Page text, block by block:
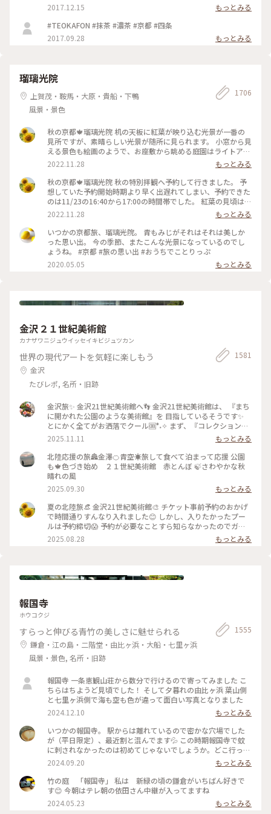
2017.12.15
もっとみる
#TEOKAFON #抹茶 #濃茶 #京都 #四条
2017.09.28
もっとみる
瑠璃光院
上賀茂・鞍馬・大原・貴船・下鴨
風景・景色
1706
秋の京都🍁瑠璃光院 机の天板に紅葉が映り込む光景が一番の
見所ですが、素晴らしい光景が随所に見られます。 小窓から見
える景色も絵画のようで、お座敷から眺める庭園はライトアッ
プされてさらに雅です✨ 拝観が終わり、山門をくぐって振り返
ると、こちらも美しくライトアップされていました🍁♥️
2022.11.23 #秋いろとりどり #Myことりっぷ #瑠璃光院 #紅葉
狩り #紅葉 #京都
2022.11.28
もっとみる
秋の京都🍁瑠璃光院 秋の特別拝観へ予約して行きました。 予
想していた予約開始時期より早く出遅れてしまい、予約できた
のは11/23の16:40から17:00の時間帯でした。 紅葉の見頃はど
うかしら。昼でもなく夜でもなく。どんなふうに見えるんだろ
うと不安でしたが、薄暗くなってライトアップも始まった頃。
予想していた以上の素晴らしい風景がひろがっていました✨ 新
緑の頃とはまた違って雅な世界✨ 皆さんお行儀よく、机で満足
のいく写真を撮ったら後ろに並んでいる人に代わります。 敷居
を額縁に見立てて遠目から写真を撮ろうとしたら避けてくださ
ったり。 最初、夫は「春にも行ったのに」とブツブツ文句を
2022.11.28
もっとみる
いつかの京都旅、瑠璃光院。 青もみじがそれはそれは美しか
った思い出。 今の季節、またこんな光景になっているのでし
ょうね。 #京都 #旅の思い出 #おうちでことりっぷ
2020.05.05
もっとみる
金沢２１世紀美術館
カナザワニジュウイッセイキビジュツカン
世界の現代アートを気軽に楽しもう
金沢
たびレポ, 名所・旧跡
1581
金沢旅✨ 金沢21世紀美術館へ👣 金沢21世紀美術館は、 『まち
に開かれた公園のような美術館』を 目指しているそうです✨
とにかく全てがお洒落でクール🆒°˖✧ まず、『コレクション展
2 文字の可能性』を鑑賞。 現代アート作品における「文字」
の表現に 焦点を当てて、文字が持つ可能性を 絵画、版画、
書、陶芸、映像など 様々な形式の作品を通して探求していま
す。 文字に関して多角的な視点から見た作品の数々、 こうい
う見方もあるんだ！と とても興味深かったです✨ また、
『SIDE CORE Living road, Living space / 生きている道、生き
るための場所』も鑑賞。 これは、アートチームSIDE COREの
展覧会で、 「道」や「移動」をテーマに、 ストリートカルチ
ャーの視点から 「異なる場所をつなぐ表現」、 「生きるため
の場所」を 美術館の中に創出することを目指しているそう✨
様々な角度から道や移動を見ている作品、 一体感もあってと
っても面白かったです！ 一日中いても楽しめる とっても素敵
所』 2025年10月18日(土) - 2026年3月15日(日) #金沢21世紀
#SIDECORELivingroadLivingspace/生きている道生きるため
2025.11.11
もっとみる
北陸応援の旅🏯金澤🍊青空☀️旅して食べて泊まって応援 公園
も🍁色づき始め ２１世紀美術館 赤とんぼ 🍃さわやかな秋
晴れの風
2025.09.30
もっとみる
夏の北陸旅👒 金沢21世紀美術館🎨‎ チケット事前予約のおかげ
で時間通りすんなり入れました😊 しかし、入りたかったプー
ルは予約締切😱 予約が必要なことすら知らなかったのでガッ
カリ💧 そうですよね、人気の美術館ですものね… そして雨の
ため、屋外でプールを上から覗くのも中止になっていました💧
み、上から覗くプールが見られるようになり急いで見学！ も
わいいラビットチェアや、憧れのアルネ・ヤコブセンデザイン
のアントチェアやスワンチェアに座れたのも満足✨ 女子トイレ
世紀美術館 #美術館 #金沢 #石川 #アートな景色
2025.08.28 もっとみる
報国寺
ホウコクジ
すらっと伸びる青竹の美しさに魅せられる
鎌倉・江の島・二階堂・由比ヶ浜・大船・七里ヶ浜
風景・景色, 名所・旧跡
1555
報国寺 一条恵観山荘から数分で行けるので寄ってみました こ
ちらはちようど見頃でした！ そして夕暮れの由比ヶ浜 葉山側
と七里ヶ浜側で海も空も色が違って面白い写真となりました
2024.12.10
もっとみる
いつかの報国寺。 駅からは離れているので密かな穴場でした
が（平日限定）、最近割と混んでます💦 この時期報国寺で蚊
に刺されなかったのは初めてじゃないでしょうか。どこ行っ
た〜🦟 #ことりっぷ旅2024 #鎌倉
2024.09.20
もっとみる
竹の庭 「報国寺」 私は 新緑の頃の鎌倉がいちばん好きで
す😊 今朝はテレ朝の依田さん中継が入ってますね
2024.05.23
もっとみる